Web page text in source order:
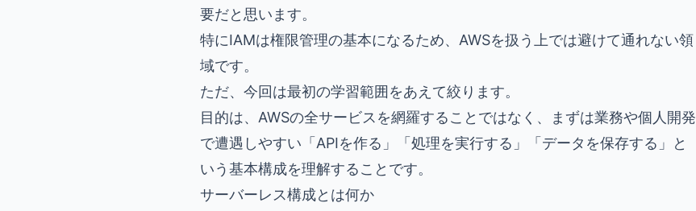
要だと思います。
特にIAMは権限管理の基本になるため、AWSを扱う上では避けて通れない領
域です。
ただ、今回は最初の学習範囲をあえて絞ります。
目的は、AWSの全サービスを網羅することではなく、まずは業務や個人開発
で遭遇しやすい「APIを作る」「処理を実行する」「データを保存する」と
いう基本構成を理解することです。
サーバーレス構成とは何か